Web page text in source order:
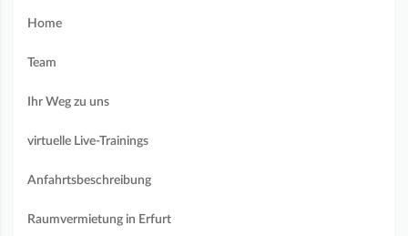
Home
Team
Ihr Weg zu uns
virtuelle Live-Trainings
Anfahrtsbeschreibung
Raumvermietung in Erfurt